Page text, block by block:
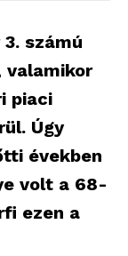
számú
valamikor
piaci
Úgy
években
volt a 68-
ezen a